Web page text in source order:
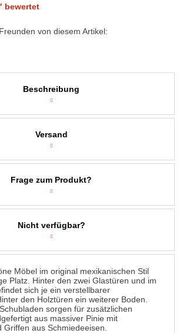
bewertet
von diesem Artikel:
Beschreibung
Frage zum Produkt?
Versand
Nicht verfügbar?
Möbel im original mexikanischen Stil
Platz. Hinter den zwei Glastüren und im
sich je ein verstellbarer
den Holztüren ein weiterer Boden.
sorgen für zusätzlichen
aus massiver Pinie mit
Griffen aus Schmiedeeisen.